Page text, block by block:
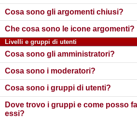
Cosa sono gli argomenti chiusi?
Che cosa sono le icone argomenti?
Livelli e gruppi di utenti
Cosa sono gli amministratori?
Cosa sono i moderatori?
Cosa sono i gruppi di utenti?
Dove trovo i gruppi e come posso
essi?